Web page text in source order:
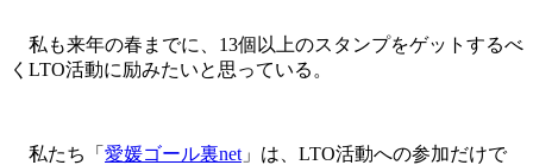
私も来年の春までに、13個以上のスタンプをゲットするべ
くLTO活動に励みたいと思っている。
私たち「 愛媛ゴール裏net 」は、LTO活動への参加だけで